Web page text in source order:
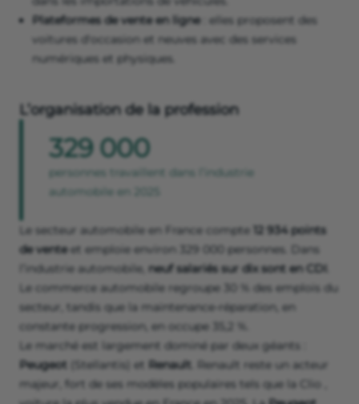
Plateformes de vente en ligne: elles proposent des
voitures d'occasion et neuves avec des services
numériques et physiques.
L’organisation de la profession
329 000
personnes travaillent dans l’industrie
automobile en 2025
Le secteur automobile en France compte
12 934 points
de venteet emploie environ 329 000 personnes. Dans
l’industrie automobile, neuf salariés sur dix sont en CDI
Le commerce automobile regroupe 30 % des emplois du
secteur, tandis que la maintenance-réparation, en
constante progression, en occupe 35,2 %.
Le marché est largement dominé par deux géants :
Peugeot (Stellantis) et Renault . Renault reste un acteur
majeur, fort de ses modèles populaires tels que la Clio ,